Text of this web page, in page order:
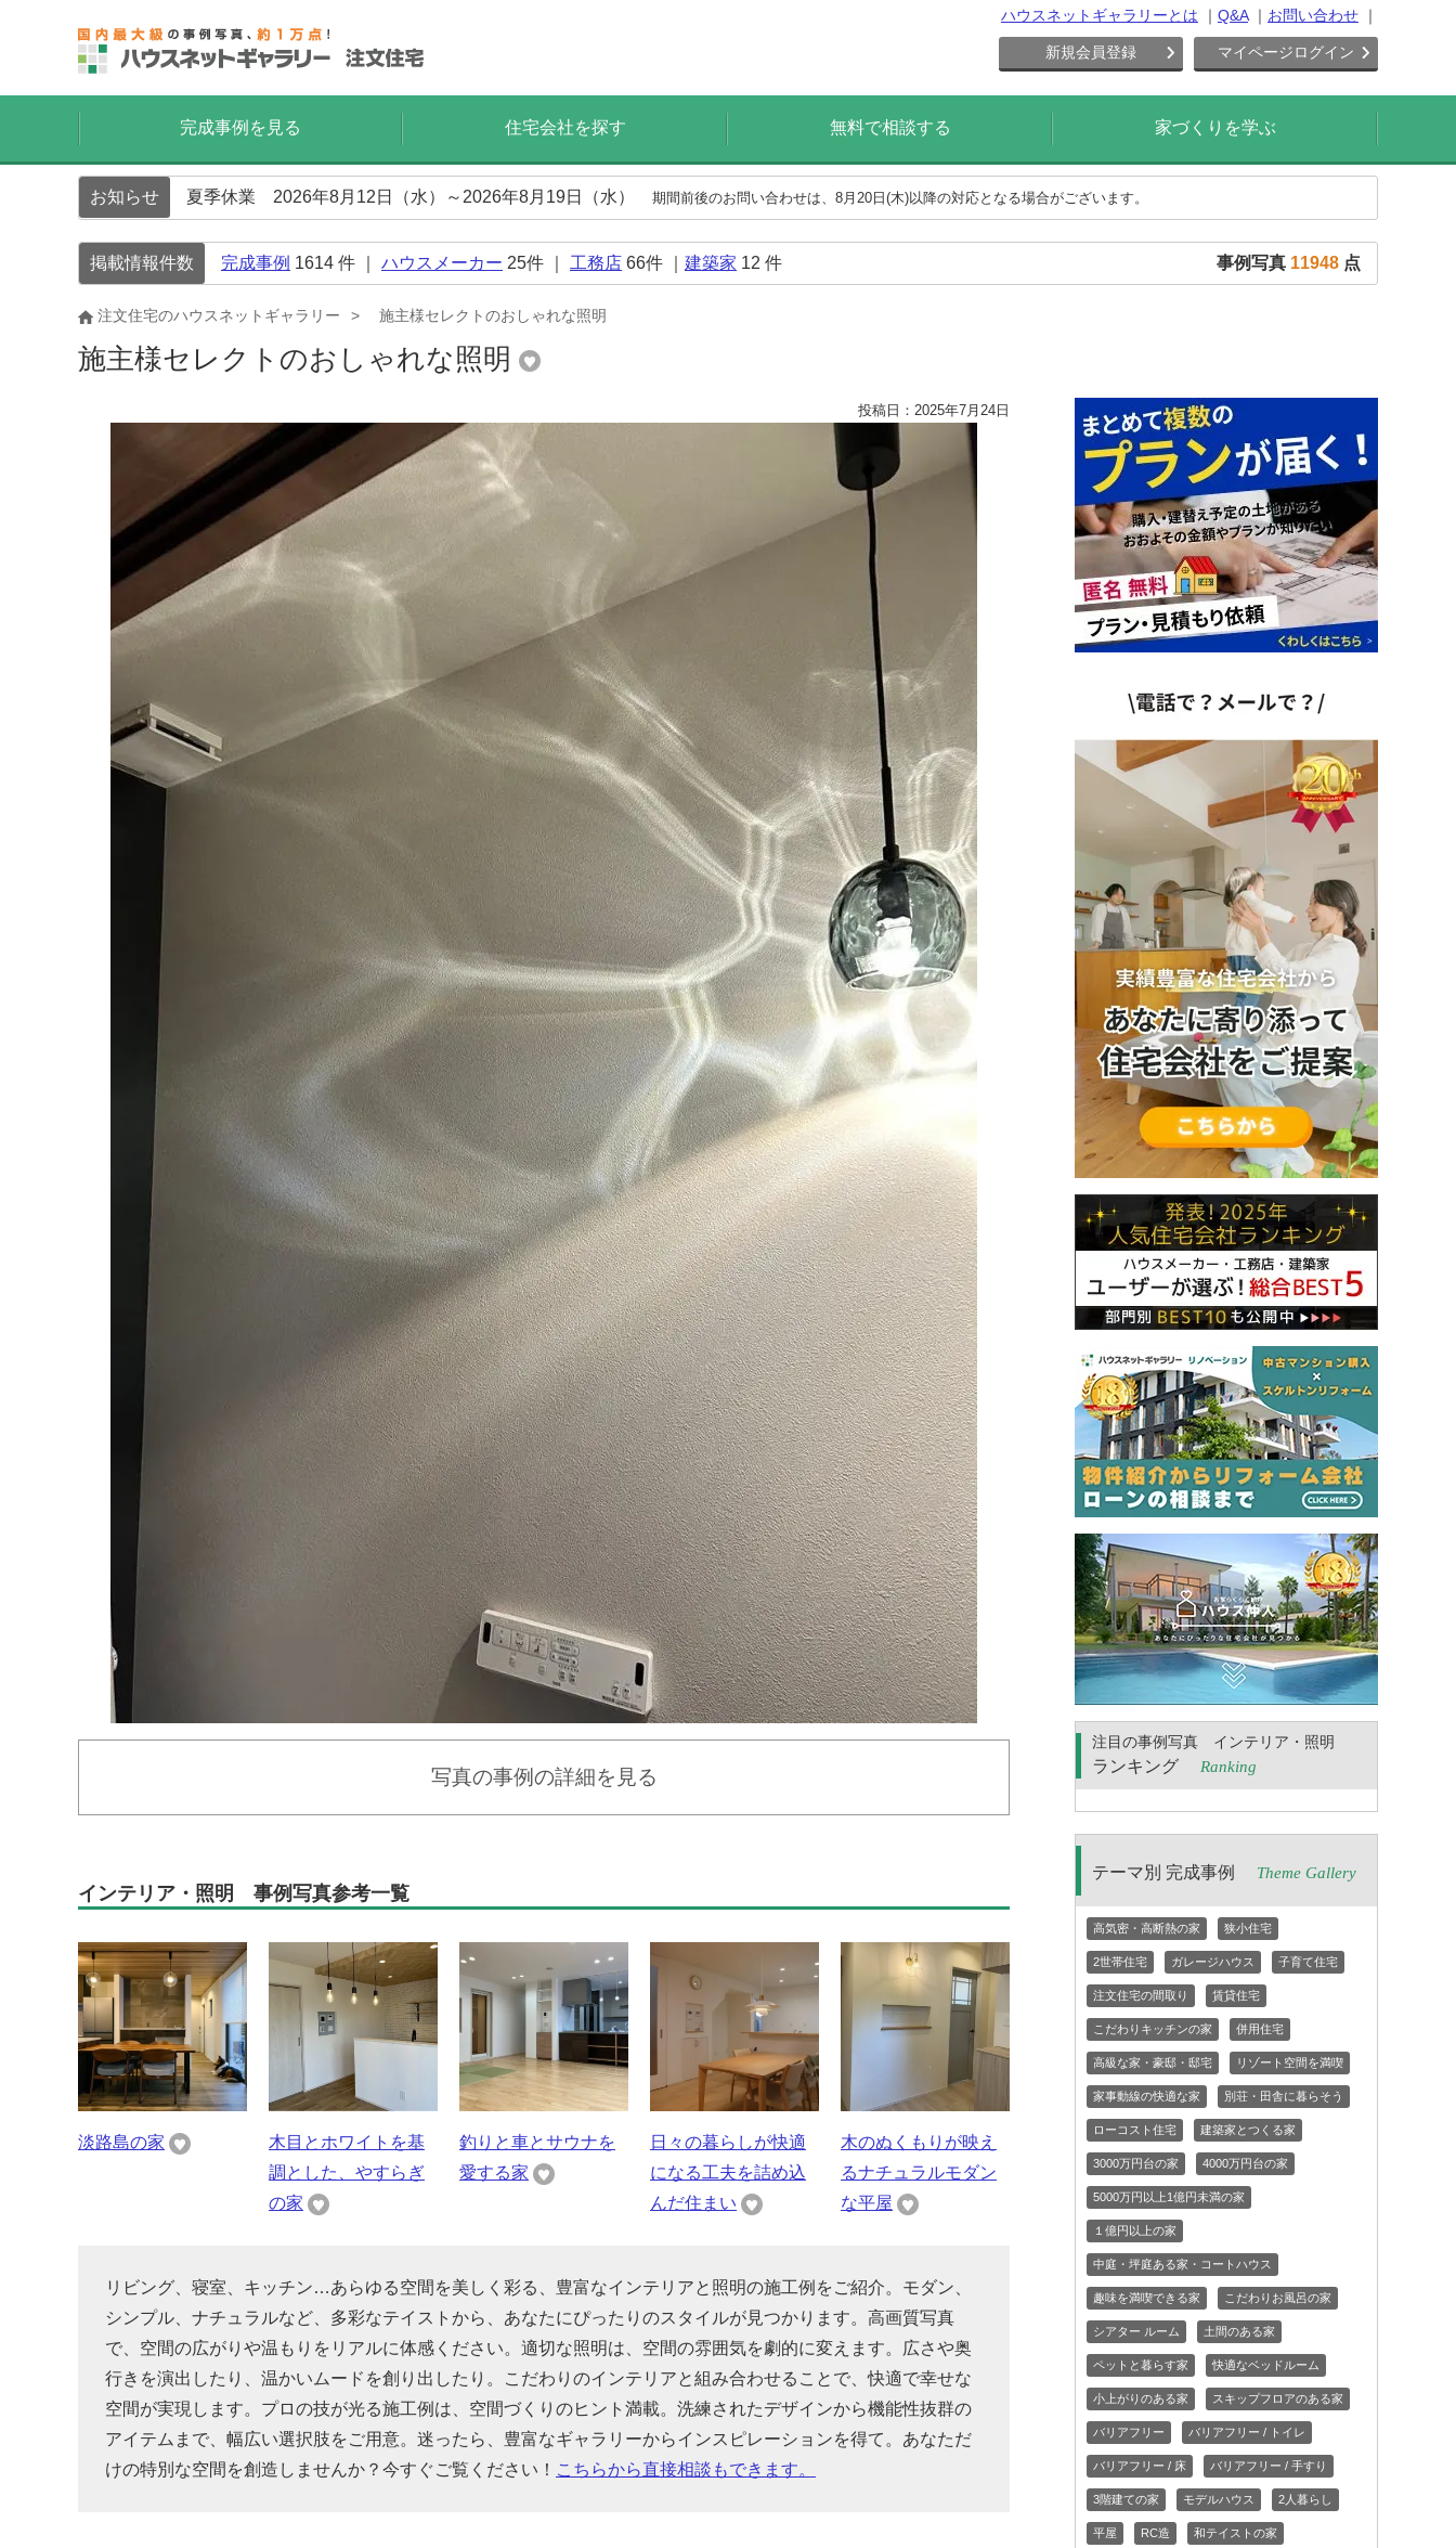
ハウスネットギャラリーとは Q&A お問い合わせ
新規会員登録 マイページログイン
完成事例を見る 住宅会社を探す 無料で相談する 家づくりを学ぶ
お知らせ 夏季休業 2026年8月12日（水）～2026年8月19日（水） 期間前後のお問い合わせは、8月20日(木)以降の対応となる場合がございます。
掲載情報件数 完成事例 1614 件 ｜ ハウスメーカー 25件 ｜ 工務店 66件 ｜ 建築家 12 件 事例写真 11948 点
注文住宅のハウスネットギャラリー 施主様セレクトのおしゃれな照明
施主様セレクトのおしゃれな照明
投稿日：2025年7月24日
写真の事例の詳細を見る
インテリア・照明 事例写真参考一覧
淡路島の家
木目とホワイトを基
調とした、やすらぎ
の家
釣りと車とサウナを
愛する家
日々の暮らしが快適
になる工夫を詰め込
んだ住まい
木のぬくもりが映え
るナチュラルモダン
な平屋
リビング、寝室、キッチン…あらゆる空間を美しく彩る、豊富なインテリアと照明の施工例をご紹介。モダン、
シンプル、ナチュラルなど、多彩なテイストから、あなたにぴったりのスタイルが見つかります。高画質写真
で、空間の広がりや温もりをリアルに体感ください。適切な照明は、空間の雰囲気を劇的に変えます。広さや奥
行きを演出したり、温かいムードを創り出したり。こだわりのインテリアと組み合わせることで、快適で幸せな
空間が実現します。プロの技が光る施工例は、空間づくりのヒント満載。洗練されたデザインから機能性抜群の
アイテムまで、幅広い選択肢をご用意。迷ったら、豊富なギャラリーからインスピレーションを得て。あなただ
けの特別な空間を創造しませんか？今すぐご覧ください！ こちらから直接相談もできます。
注目の事例写真 インテリア・照明
ランキング Ranking
テーマ別 完成事例 Theme Gallery
高気密・高断熱の家 狭小住宅
2世帯住宅 ガレージハウス 子育て住宅
注文住宅の間取り 賃貸住宅
こだわりキッチンの家 併用住宅
高級な家・豪邸・邸宅 リゾート空間を満喫
家事動線の快適な家 別荘・田舎に暮らそう
ローコスト住宅 建築家とつくる家
3000万円台の家 4000万円台の家
5000万円以上1億円未満の家
１億円以上の家
中庭・坪庭ある家・コートハウス
趣味を満喫できる家 こだわりお風呂の家
シアター ルーム 土間のある家
ペットと暮らす家 快適なベッドルーム
小上がりのある家 スキップフロアのある家
バリアフリー バリアフリー / トイレ
バリアフリー / 床 バリアフリー / 手すり
3階建ての家 モデルハウス 2人暮らし
平屋 RC造 和テイストの家